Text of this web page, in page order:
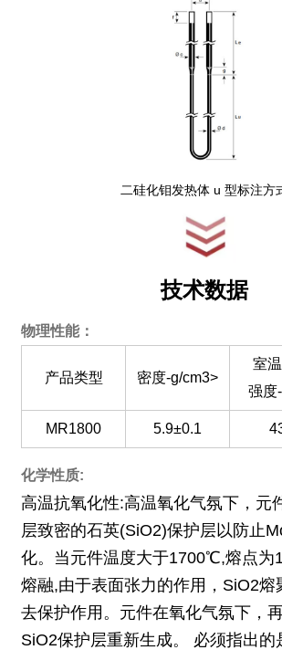
二硅化钼发热体 u 型标注方
技术数据
物理性能：
产品类型 密度-g/cm3>
室
强度
MR1800 5.9±0.1
化学性质:
高温抗氧化性:高温氧化气氛下，元
层致密的石英(SiO2)保护层以防止
化。当元件温度大于1700℃,熔点
熔融,由于表面张力的作用，SiO2熔
去保护作用。元件在氧化气氛下，
SiO2保护层重新生成。 必须指出的